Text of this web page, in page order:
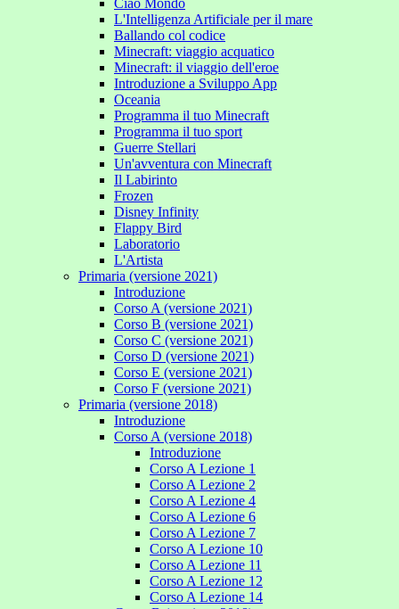
Ciao Mondo
L'Intelligenza Artificiale per il mare
Ballando col codice
Minecraft: viaggio acquatico
Minecraft: il viaggio dell'eroe
Introduzione a Sviluppo App
Oceania
Programma il tuo Minecraft
Programma il tuo sport
Guerre Stellari
Un'avventura con Minecraft
Il Labirinto
Frozen
Disney Infinity
Flappy Bird
Laboratorio
L'Artista
Primaria (versione 2021)
Introduzione
Corso A (versione 2021)
Corso B (versione 2021)
Corso C (versione 2021)
Corso D (versione 2021)
Corso E (versione 2021)
Corso F (versione 2021)
Primaria (versione 2018)
Introduzione
Corso A (versione 2018)
Introduzione
Corso A Lezione 1
Corso A Lezione 2
Corso A Lezione 4
Corso A Lezione 6
Corso A Lezione 7
Corso A Lezione 10
Corso A Lezione 11
Corso A Lezione 12
Corso A Lezione 14